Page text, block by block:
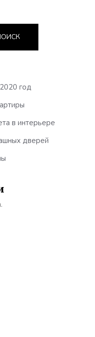
год
в интерьере
дверей